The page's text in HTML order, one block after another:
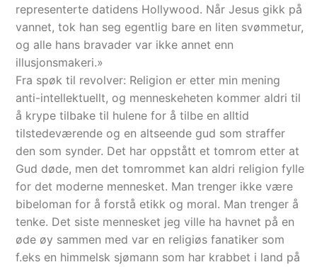
representerte datidens Hollywood. Når Jesus gikk på
vannet, tok han seg egentlig bare en liten svømmetur,
og alle hans bravader var ikke annet enn
illusjonsmakeri.»
Fra spøk til revolver: Religion er etter min mening
anti-intellektuellt, og menneskeheten kommer aldri til
å krype tilbake til hulene for å tilbe en alltid
tilstedeværende og en altseende gud som straffer
den som synder. Det har oppstått et tomrom etter at
Gud døde, men det tomrommet kan aldri religion fylle
for det moderne mennesket. Man trenger ikke være
bibeloman for å forstå etikk og moral. Man trenger å
tenke. Det siste mennesket jeg ville ha havnet på en
øde øy sammen med var en religiøs fanatiker som
f.eks en himmelsk sjømann som har krabbet i land på